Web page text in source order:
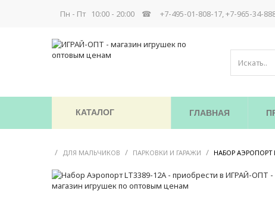
Пн - Пт 10:00 - 20:00 ☎ +7-495-01-808-17, +7-965-34-
КАТАЛОГ ГЛАВНАЯ
/ ДЛЯ МАЛЬЧИКОВ / ПАРКОВКИ И ГАРАЖИ / НАБОР АЭРОПОРТ